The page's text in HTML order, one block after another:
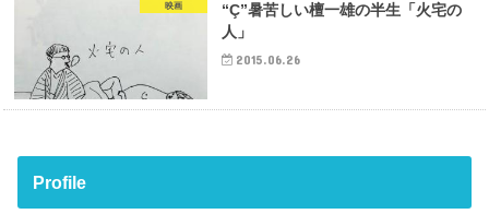
映画
“Ç”暑苦しい檀一雄の半生「火宅の
人」
2015.06.26
Profile